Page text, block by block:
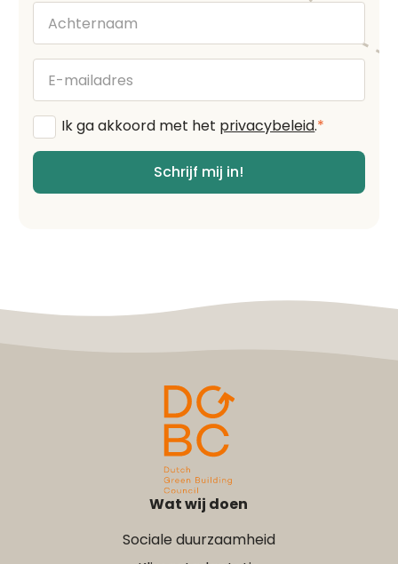
Achternaam
E-
mailadres
Algemene
voorwaarden*
Ik ga akkoord met het privacybeleid.*
Schrijf mij in!
Wat wij doen
Sociale duurzaamheid